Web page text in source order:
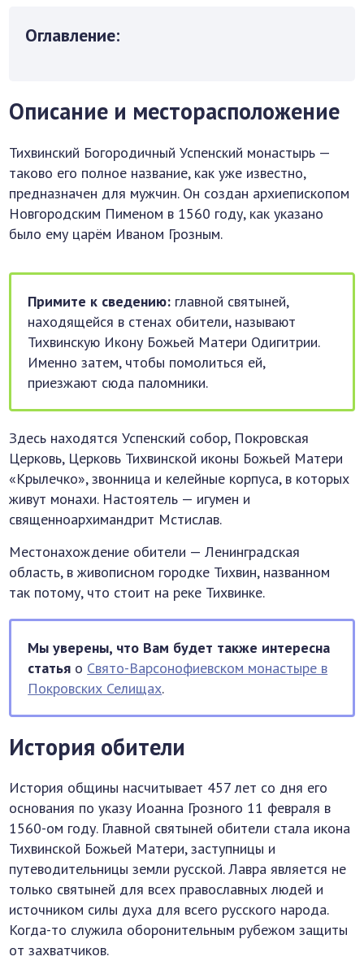
Оглавление:
Описание и месторасположение
Тихвинский Богородичный Успенский монастырь —
таково его полное название, как уже известно,
предназначен для мужчин. Он создан архиепископом
Новгородским Пименом в 1560 году, как указано
было ему царём Иваном Грозным.
Примите к сведению: главной святыней,
находящейся в стенах обители, называют
Тихвинскую Икону Божьей Матери Одигитрии.
Именно затем, чтобы помолиться ей,
приезжают сюда паломники.
Здесь находятся Успенский собор, Покровская
Церковь, Церковь Тихвинской иконы Божьей Матери
«Крылечко», звонница и келейные корпуса, в которых
живут монахи. Настоятель — игумен и
священноархимандрит Мстислав.
Местонахождение обители — Ленинградская
область, в живописном городке Тихвин, названном
так потому, что стоит на реке Тихвинке.
Мы уверены, что Вам будет также интересна
статья о Свято-Варсонофиевском монастыре в
Покровских Селищах.
История обители
История общины насчитывает 457 лет со дня его
основания по указу Иоанна Грозного 11 февраля в
1560-ом году. Главной святыней обители стала икона
Тихвинской Божьей Матери, заступницы и
путеводительницы земли русской. Лавра является не
только святыней для всех православных людей и
источником силы духа для всего русского народа.
Когда-то служила оборонительным рубежом защиты
от захватчиков.